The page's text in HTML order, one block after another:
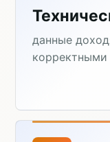
данные
корректными